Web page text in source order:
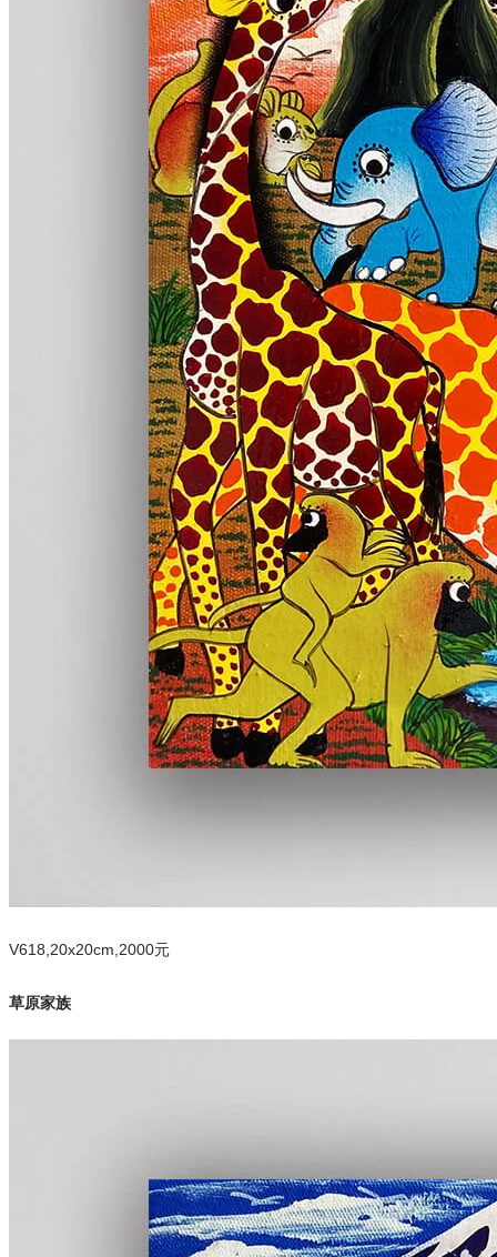
V618,20x20cm,2000元
草原家族